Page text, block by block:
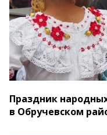
Праздник
в Обручевском